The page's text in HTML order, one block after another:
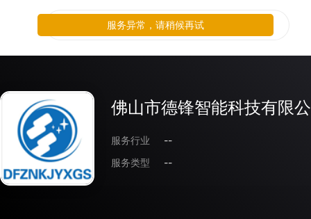
佛山市德锋智能科技有限
服务行业
--
服务类型
--
服务异常，请稍候再试